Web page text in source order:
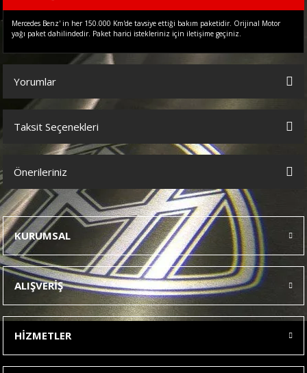
Mercedes Benz' in her 150.000 Km'de tavsiye ettiği bakım paketidir. Orijinal Motor
yağı paket dahilindedir. Paket harici istekleriniz için iletişime geçiniz.
Yorumlar
Bu ürüne ilk yorumu siz yapın!
Taksit Seçenekleri
Önerileriniz
Bu ürünün fiyat bilgisi, resim, ürün açıklamalarında ve diğer
konularda yetersiz gördüğünüz noktaları öneri formunu kullanarak
tarafımıza iletebilirsiniz.
Görüş ve önerileriniz için teşekkür ederiz.
Ürün resmi kalitesiz, bozuk veya görüntülenemiyor.
Ürün açıklamasında eksik bilgiler bulunuyor.
Ürün bilgilerinde hatalar bulunuyor.
Ürün fiyatı diğer sitelerden daha pahalı.
Bu ürüne benzer farklı alternatifler olmalı.
KURUMSAL
ALIŞVERİŞ
HİZMETLER